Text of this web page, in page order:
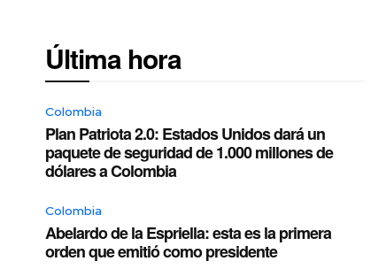
Última hora
Colombia
Plan Patriota 2.0: Estados Unidos dará un
paquete de seguridad de 1.000 millones de
dólares a Colombia
Colombia
Abelardo de la Espriella: esta es la primera
orden que emitió como presidente